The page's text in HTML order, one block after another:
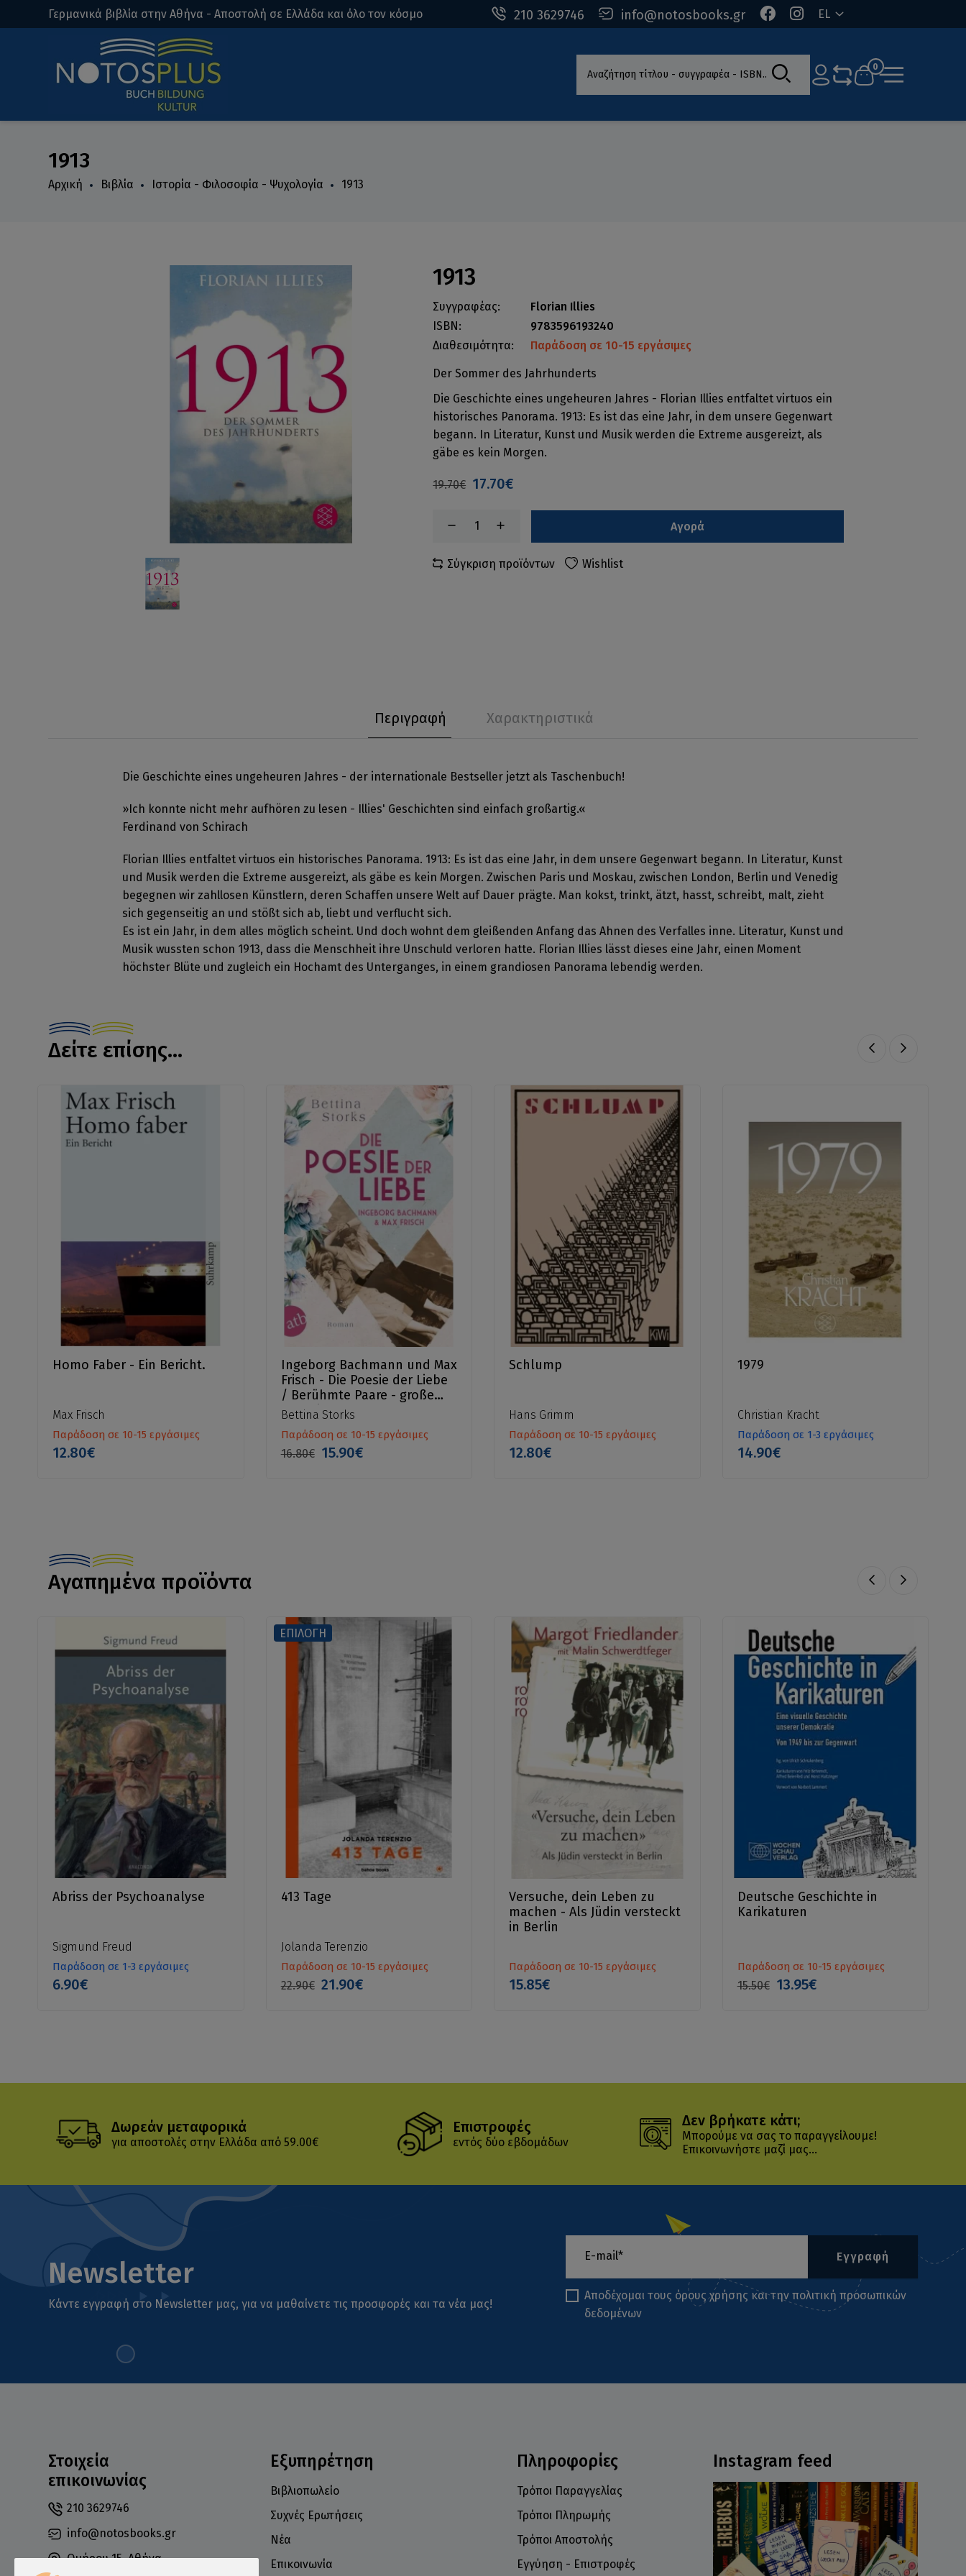
210 3629746 info@notosbooks.gr EL
Γερμανικά βιβλία στην Αθήνα - Αποστολή σε Ελλάδα και όλο τον κόσμο
Αναζήτηση τίτλου - συγγραφέα - ISBN 0
1913
Αρχική Βιβλία Ιστορία - Φιλοσοφία - Ψυχολογία 1913
1913
Συγγραφέας:
Florian Illies
ISBN:
9783596193240
Διαθεσιμότητα:
Παράδοση σε 10-15 εργάσιμες
Der Sommer des Jahrhunderts
Die Geschichte eines ungeheuren Jahres - Florian Illies entfaltet virtuos ein
historisches Panorama. 1913: Es ist das eine Jahr, in dem unsere Gegenwart
begann. In Literatur, Kunst und Musik werden die Extreme ausgereizt, als
gäbe es kein Morgen.
19.70€ 17.70€
Αγορά
Σύγκριση προϊόντων Wishlist
Περιγραφή Χαρακτηριστικά
Die Geschichte eines ungeheuren Jahres - der internationale Bestseller jetzt als Taschenbuch!
»Ich konnte nicht mehr aufhören zu lesen - Illies' Geschichten sind einfach großartig.«
Ferdinand von Schirach
Florian Illies entfaltet virtuos ein historisches Panorama. 1913: Es ist das eine Jahr, in dem unsere Gegenwart begann. In Literatur, Kunst
und Musik werden die Extreme ausgereizt, als gäbe es kein Morgen. Zwischen Paris und Moskau, zwischen London, Berlin und Venedig
begegnen wir zahllosen Künstlern, deren Schaffen unsere Welt auf Dauer prägte. Man kokst, trinkt, ätzt, hasst, schreibt, malt, zieht
sich gegenseitig an und stößt sich ab, liebt und verflucht sich.
Es ist ein Jahr, in dem alles möglich scheint. Und doch wohnt dem gleißenden Anfang das Ahnen des Verfalles inne. Literatur, Kunst und
Musik wussten schon 1913, dass die Menschheit ihre Unschuld verloren hatte. Florian Illies lässt dieses eine Jahr, einen Moment
höchster Blüte und zugleich ein Hochamt des Unterganges, in einem grandiosen Panorama lebendig werden.
Δείτε επίσης...
Homo Faber - Ein Bericht.
Max Frisch
Παράδοση σε 10-15 εργάσιμες
12.80€
Ingeborg Bachmann und Max
Frisch - Die Poesie der Liebe
/ Berühmte Paare - große
Geschichten
Bettina Storks
Παράδοση σε 10-15 εργάσιμες
16.80€ 15.90€
Schlump
Hans Grimm
Παράδοση σε 10-15 εργάσιμες
12.80€
1979
Christian Kracht
Παράδοση σε 1-3 εργάσιμες
14.90€
Αγαπημένα προϊόντα
Abriss der Psychoanalyse
Sigmund Freud
Παράδοση σε 1-3 εργάσιμες
6.90€
ΕΠΙΛΟΓΗ
413 Tage
Jolanda Terenzio
Παράδοση σε 10-15 εργάσιμες
22.90€ 21.90€
Versuche, dein Leben zu
machen - Als Jüdin versteckt
in Berlin
Παράδοση σε 10-15 εργάσιμες
15.85€
Deutsche Geschichte in
Karikaturen
Παράδοση σε 10-15 εργάσιμες
15.50€ 13.95€
Δωρεάν μεταφορικά
για αποστολές στην Ελλάδα από 59.00€
Επιστροφές
εντός δύο εβδομάδων
Δεν βρήκατε κάτι;
Μπορούμε να σας το παραγγείλουμε!
Επικοινωνήστε μαζί μας...
Newsletter
Κάντε εγγραφή στο Newsletter μας, για να μαθαίνετε τις προσφορές και τα νέα μας!
Εγγραφή
Αποδέχομαι τους όρους χρήσης και την πολιτική προσωπικών
δεδομένων
Στοιχεία
επικοινωνίας
210 3629746
info@notosbooks.gr
Ομήρου 15, Αθήνα
Instagram feed
Εξυπηρέτηση
Βιβλιοπωλείο
Συχνές Ερωτήσεις
Νέα
Επικοινωνία
Πληροφορίες
Τρόποι Παραγγελίας
Τρόποι Πληρωμής
Τρόποι Αποστολής
Εγγύηση - Επιστροφές